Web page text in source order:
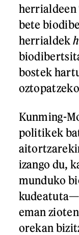
herrialdeen
bete
herrialdek
bostek
Kunming-
politikek
izango du,
munduko
eman
orekan